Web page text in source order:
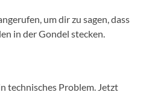
um dir zu sagen, dass
in der Gondel stecken.
technisches Problem. Jetzt